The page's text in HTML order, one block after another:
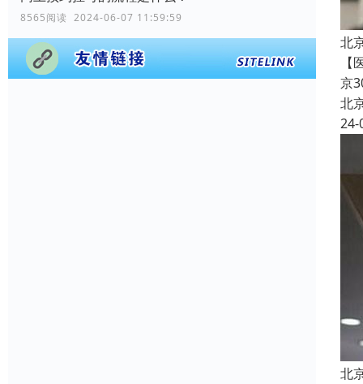
8565阅读 2024-06-07 11:59:59
北
京
北
24-
北